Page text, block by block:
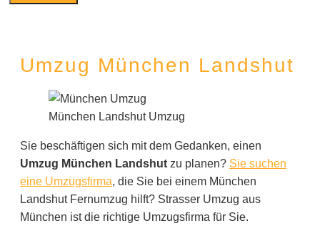
Umzug München Landshut
München Landshut Umzug
Sie beschäftigen sich mit dem Gedanken, einen
Umzug München Landshut zu planen? Sie suchen
eine Umzugsfirma, die Sie bei einem München
Landshut Fernumzug hilft? Strasser Umzug aus
München ist die richtige Umzugsfirma für Sie.